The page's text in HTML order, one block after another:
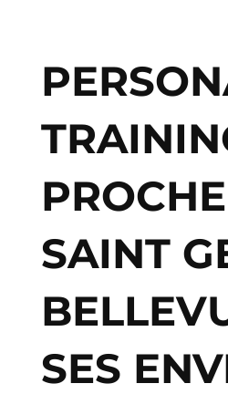
SAINT
SES